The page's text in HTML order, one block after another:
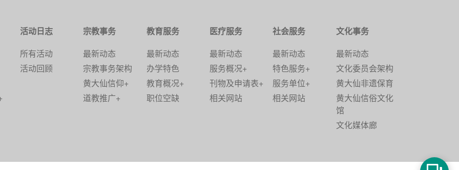
活动日志
所有活动
活动回顾
宗教事务
最新动态
宗教事务架构
黄大仙信仰+
道教推广+
教育服务
最新动态
办学特色
教育概况+
职位空缺
医疗服务
最新动态
服务概况+
刊物及申请表+
相关网站
社会服务
最新动态
特色服务+
服务单位+
相关网站
文化事务
最新动态
文化委员会架构
黄大仙非遗保育
黄大仙信俗文化
馆
文化媒体廊